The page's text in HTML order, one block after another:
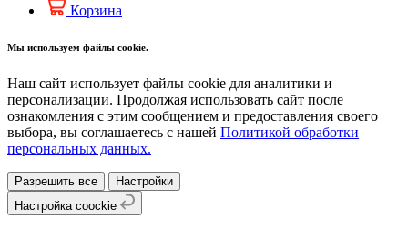
Корзина
Мы используем файлы cookie.
Наш сайт использует файлы cookie для аналитики и
персонализации. Продолжая использовать сайт после
ознакомления с этим сообщением и предоставления своего
выбора, вы соглашаетесь с нашей Политикой обработки
персональных данных.
Разрешить все
Настройки
Настройка coockie